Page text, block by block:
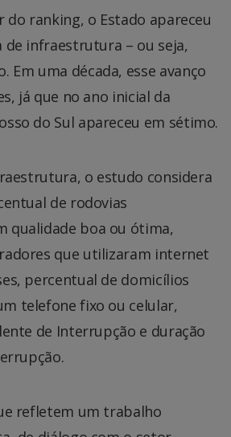
do ranking, o Estado apareceu
de infraestrutura – ou seja,
Em uma década, esse avanço
já que no ano inicial da
do Sul apareceu em sétimo.
o estudo considera
de rodovias
qualidade boa ou ótima,
que utilizaram internet
percentual de domicílios
telefone fixo ou celular,
de Interrupção e duração
refletem um trabalho